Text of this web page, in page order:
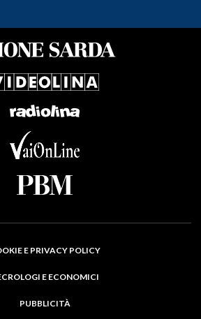
E PRIVACY POLICY
E ECONOMICI
PUBBLICITÀ